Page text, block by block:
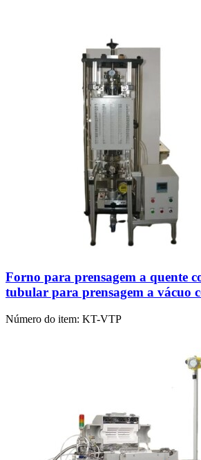
Forno para prensagem a quente
tubular para prensagem a vácuo
Número do item: KT-VTP